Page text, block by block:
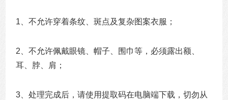
1、不允许穿着条纹、斑点及复杂图案衣服；
2、不允许佩戴眼镜、帽子、围巾等，必须露出额、
耳、脖、肩；
3、处理完成后，请使用提取码在电脑端下载，切勿从